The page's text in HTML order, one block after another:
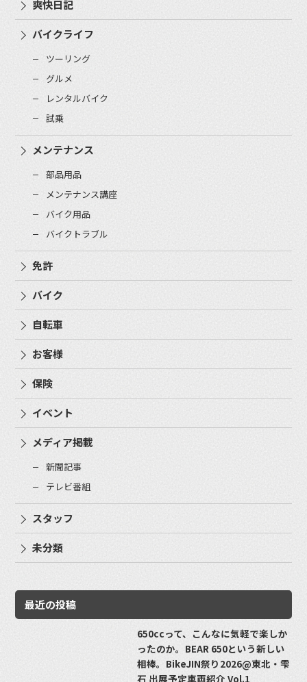
爽快日記
バイクライフ
ツーリング
グルメ
レンタルバイク
試乗
メンテナンス
部品用品
メンテナンス講座
バイク用品
バイクトラブル
免許
バイク
自転車
お客様
保険
イベント
メディア掲載
新聞記事
テレビ番組
スタッフ
未分類
最近の投稿
650ccって、こんなに気軽で楽しか
ったのか。BEAR 650という新しい
相棒。BikeJIN祭り2026@東北・雫
石 出展予定車両紹介 Vol.1